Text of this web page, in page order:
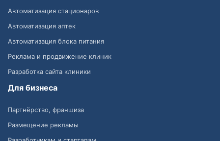
Автоматизация стационаров
Автоматизация аптек
Автоматизация блока питания
Реклама и продвижение клиник
Разработка сайта клиники
Для бизнеса
Партнёрство, франшиза
Размещение рекламы